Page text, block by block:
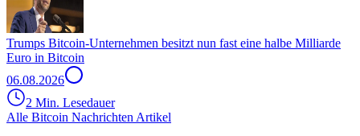
Trumps Bitcoin-Unternehmen besitzt nun fast eine halbe Milliarde
Euro in Bitcoin
06.08.2026
2 Min. Lesedauer
Alle Bitcoin Nachrichten Artikel